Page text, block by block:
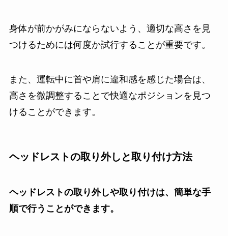
身体が前かがみにならないよう、適切な高さを見
つけるためには何度か試行することが重要です。
また、 運転中に首や肩に違和感を感じた場合は、
高さを微調整することで快適なポジションを見つ
けることができます。
ヘッドレストの取り外しと取り付け方法
ヘッドレストの取り外しや取り付けは、簡単な手
順で行うことができます。